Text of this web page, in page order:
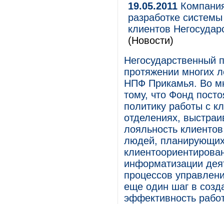
19.05.2011
разработке
клиентов
(Новости)
Негосударственный
протяжении многих
НПФ Прикамья. Во
тому, что Фонд
политику работы с
отделениях,
лояльность
людей,
информатизации
процессов
еще один шаг в
эффективность